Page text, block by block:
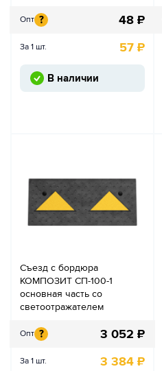
Опт ? 48 ₽
За 1 шт. 57 ₽
В наличии
Съезд с бордюра
КОМПОЗИТ СП-100-1
основная часть со
светоотражателем
Опт ? 3 052 ₽
За 1 шт. 3 384 ₽